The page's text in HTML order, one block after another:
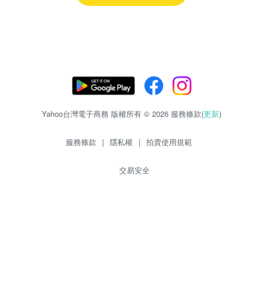
Yahoo台灣電子商務 版權所有 © 2026 服務條款(更新)
服務條款 | 隱私權 | 拍賣使用規範
交易安全